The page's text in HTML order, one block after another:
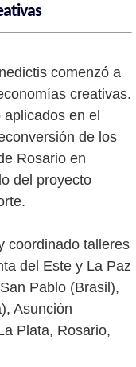
comenzó a
creativas.
en el
de los
Rosario en
del proyecto
coordinado talleres
del Este y La Paz
Pablo (Brasil),
Asunción
Plata, Rosario,